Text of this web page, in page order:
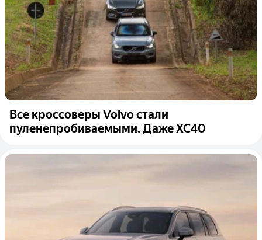
Все кроссоверы Volvo стали
пуленепробиваемыми. Даже XC40